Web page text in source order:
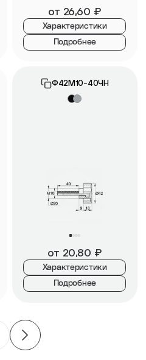
от 26,60 ₽
Характеристики
Подробнее
Ф42М10-40ЧН
от 20,80 ₽
Характеристики
Подробнее